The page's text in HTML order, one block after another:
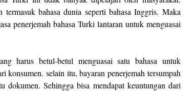
bahasa dunia seperti bahasa Inggris. Maka
penerjemah bahasa Turki lantaran untuk menguasai
harus betul-betul menguasai satu bahasa untuk
konsumen. selain itu, bayaran penerjemah tersumpah
dokumen. Sehingga bisa mendapat keuntungan dari